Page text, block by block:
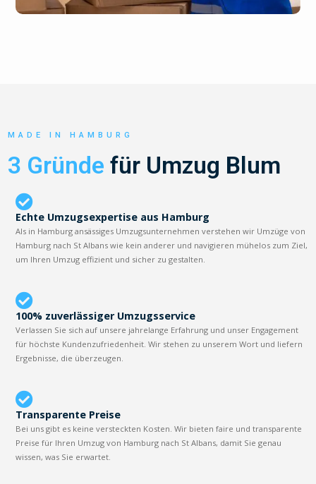
MADE IN HAMBURG
3 Gründe für Umzug Blum
Echte Umzugsexpertise aus Hamburg
Als in Hamburg ansässiges Umzugsunternehmen verstehen wir Umzüge von
Hamburg nach St Albans wie kein anderer und navigieren mühelos zum Ziel,
um Ihren Umzug effizient und sicher zu gestalten.
100% zuverlässiger Umzugsservice
Verlassen Sie sich auf unsere jahrelange Erfahrung und unser Engagement
für höchste Kundenzufriedenheit. Wir stehen zu unserem Wort und liefern
Ergebnisse, die überzeugen.
Transparente Preise
Bei uns gibt es keine versteckten Kosten. Wir bieten faire und transparente
Preise für Ihren Umzug von Hamburg nach St Albans, damit Sie genau
wissen, was Sie erwartet.